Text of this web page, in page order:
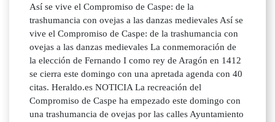
Así se vive el Compromiso de Caspe: de la
trashumancia con ovejas a las danzas medievales Así se
vive el Compromiso de Caspe: de la trashumancia con
ovejas a las danzas medievales La conmemoración de
la elección de Fernando I como rey de Aragón en 1412
se cierra este domingo con una apretada agenda con 40
citas. Heraldo.es NOTICIA La recreación del
Compromiso de Caspe ha empezado este domingo con
una trashumancia de ovejas por las calles Ayuntamiento